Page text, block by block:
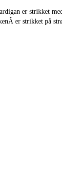
er strikket
er strikket på